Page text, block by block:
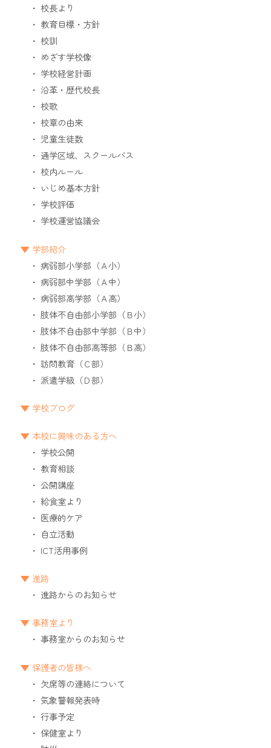
校長より
教育目標・方針
校訓
めざす学校像
学校経営計画
沿革・歴代校長
校歌
校章の由来
児童生徒数
通学区域、スクールバス
校内ルール
いじめ基本方針
学校評価
学校運営協議会
学部紹介
病弱部小学部（Ａ小）
病弱部中学部（Ａ中）
病弱部高学部（Ａ高）
肢体不自由部小学部（Ｂ小）
肢体不自由部中学部（Ｂ中）
肢体不自由部高等部（Ｂ高）
訪問教育（Ｃ部）
派遣学級（Ｄ部）
学校ブログ
本校に興味のある方へ
学校公開
教育相談
公開講座
給食室より
医療的ケア
自立活動
ICT活用事例
進路
進路からのお知らせ
事務室より
事務室からのお知らせ
保護者の皆様へ
欠席等の連絡について
気象警報発表時
行事予定
保健室より